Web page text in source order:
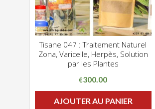
CLIQUEZ POUR VOIR
ADD WISHLIST
Tisane 047 : Traitement Naturel
Zona, Varicelle, Herpès, Solution
par les Plantes
€300.00
AJOUTER AU PANIER